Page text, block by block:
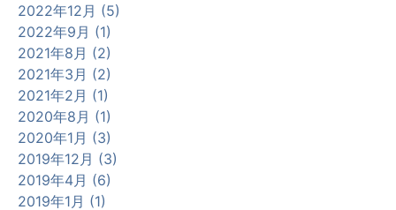
2022年12月 (5)
2022年9月 (1)
2021年8月 (2)
2021年3月 (2)
2021年2月 (1)
2020年8月 (1)
2020年1月 (3)
2019年12月 (3)
2019年4月 (6)
2019年1月 (1)